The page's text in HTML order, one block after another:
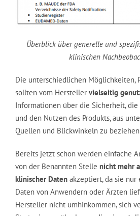
Überblick über generelle und
klinischen
Die unterschiedlichen Möglichkeiten,
sollten vom Hersteller vielseitig
Informationen über die Sicherheit,
und den Nutzen des Produkts, aus
Quellen und Blickwinkeln zu
Bereits jetzt schon werden einfache
von der Benannten Stelle nicht mehr
klinischer Daten akzeptiert, da sie
Daten von Anwendern oder Ärzten
Hersteller nicht umhinkommen, sich